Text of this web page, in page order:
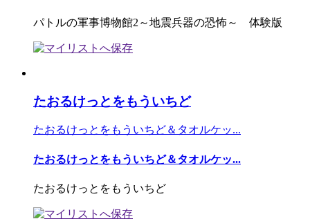
パトルの軍事博物館2～地震兵器の恐怖～ 体験版
たおるけっとをもういちど
たおるけっとをもういちど＆タオルケッ...
たおるけっとをもういちど＆タオルケッ...
たおるけっとをもういちど